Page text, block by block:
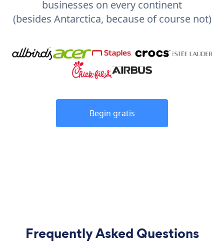
businesses on every continent
(besides Antarctica, because of course not)
Begin gratis
Frequently Asked Questions